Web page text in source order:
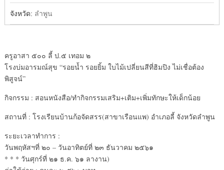
จังหวัด: ลำพูน
ครูอาสา ๕๐๐ ลี้ ป.๕ เทอม ๒
โรงบ่มอารมณ์สุข “รอยน้ำ รอยยิ้ม ใบไม้เปลี่ยนสีที่ฮิมปิง ไม่เชื่อต้อง
พิสูจน์”
กิจกรรม : สอนหนังสือ/ทำกิจกรรมเสริม+เติม+เพิ่มทักษะให้เด็กน้อย
สถานที่ : โรงเรียนบ้านก้อจัดสรร(สาขาเรือนแพ) อำเภอลี้ จังหวัดลำพูน
ระยะเวลาทำการ :
วันพฤหัสฯที่ ๒๐ – วันอาทิตย์ที่ ๒๓ ธันวาคม ๒๕๖๑
* * * วันศุกร์ที่ ๒๑ ธ.ค. ๖๑ ลางาน)